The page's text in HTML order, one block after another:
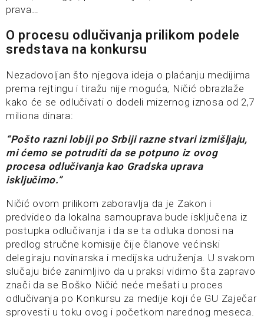
prava…
O procesu odlučivanja prilikom podele
sredstava na konkursu
Nezadovoljan što njegova ideja o plaćanju medijima
prema rejtingu i tiražu nije moguća, Ničić obrazlaže
kako će se odlučivati o dodeli mizernog iznosa od 2,7
miliona dinara:
“Pošto razni lobiji po Srbiji razne stvari izmišljaju,
mi ćemo se potruditi da se potpuno iz ovog
procesa odlučivanja kao Gradska uprava
isključimo.”
Ničić ovom prilikom zaboravlja da je Zakon i
predvideo da lokalna samouprava bude isključena iz
postupka odlučivanja i da se ta odluka donosi na
predlog stručne komisije čije članove većinski
delegiraju novinarska i medijska udruženja. U svakom
slučaju biće zanimljivo da u praksi vidimo šta zapravo
znači da se Boško Ničić neće mešati u proces
odlučivanja po Konkursu za medije koji će GU Zaječar
sprovesti u toku ovog i početkom narednog meseca.